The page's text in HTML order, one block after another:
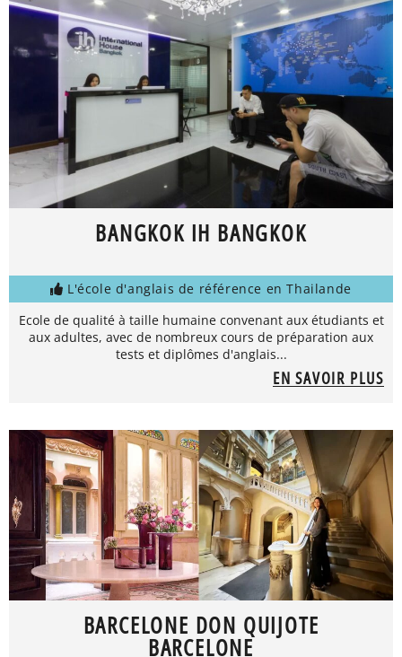
BANGKOK IH BANGKOK
L'école d'anglais de référence en Thailande
Ecole de qualité à taille humaine convenant aux étudiants et
aux adultes, avec de nombreux cours de préparation aux
tests et diplômes d'anglais...
EN SAVOIR PLUS
BARCELONE DON QUIJOTE
BARCELONE